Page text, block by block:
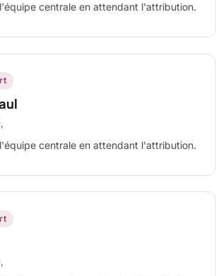
centrale en attendant l'attribution.
centrale en attendant l'attribution.